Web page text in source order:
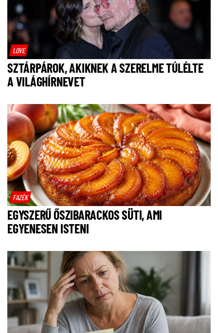
LOVE
SZTÁRPÁROK, AKIKNEK A SZERELME TÚLÉLTE
A VILÁGHÍRNEVET
FAZÉK
EGYSZERŰ ŐSZIBARACKOS SÜTI, AMI
EGYENESEN ISTENI